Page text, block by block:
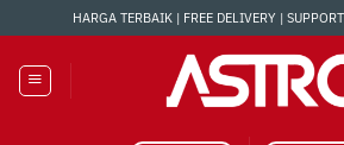
to
content
HARGA TERBAIK | FREE DELIVERY |